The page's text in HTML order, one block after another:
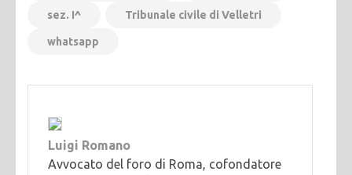
sez. I^ Tribunale civile di Velletri
whatsapp
Luigi Romano
Avvocato del foro di Roma, cofondatore